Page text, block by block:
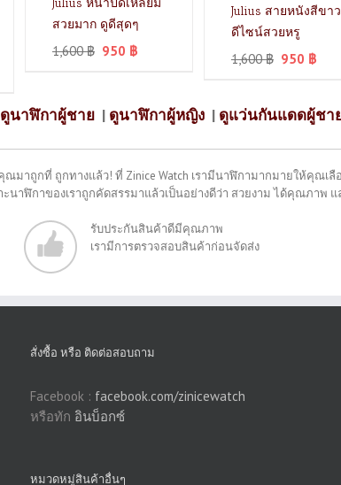
Julius หน้าปัดเหลี่ยม
สวยมาก ดูดีสุดๆ
1,600฿ 950 ฿
Julius สายหนังสีขาว
ดีไซน์สวยหรู
1,600฿ 950 ฿
ดูนาฬิกาผู้ชาย | ดูนาฬิกาผู้หญิง | ดูแว่นกันแดดผู้ชา
าถูกที่ ถูกทางแล้ว! ที่ Zinice Watch เรามีนาฬิกามากมายให้คุณเลื
นาฬิกาของเราถูกคัดสรรมาแล้วเป็นอย่างดีว่า สวยงาม ได้คุณภาพ
รับประกันสินค้าดีมีคุณภาพ
เรามีการตรวจสอบสินค้าก่อนจัดส่ง
สั่งซื้อ หรือ ติดต่อสอบถาม
Facebook : facebook.com/zinicewatch
หรือทัก อินบ็อกซ์
หมวดหมู่สินค้าอื่นๆ